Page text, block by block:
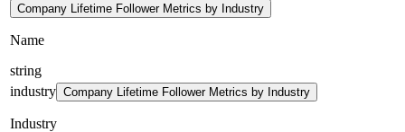
Company Lifetime Follower Metrics by Industry
Name
string
industry Company Lifetime Follower Metrics by Industry
Industry